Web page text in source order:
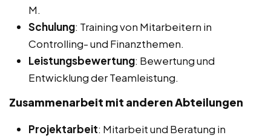
M.
Schulung: Training von Mitarbeitern in
Controlling- und Finanzthemen.
Leistungsbewertung: Bewertung und
Entwicklung der Teamleistung.
Zusammenarbeit mit anderen Abteilungen
Projektarbeit: Mitarbeit und Beratung in